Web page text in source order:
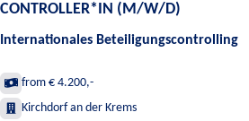
CONTROLLER*IN (M/W/D)
Internationales Beteiligungscontrolling
from € 4.200,-
Kirchdorf an der Krems